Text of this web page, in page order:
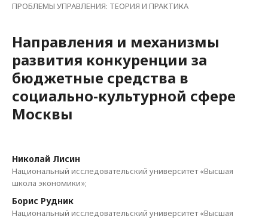
ПРОБЛЕМЫ УПРАВЛЕНИЯ: ТЕОРИЯ И ПРАКТИКА
Направления и механизмы
развития конкуренции за
бюджетные средства в
социально-культурной сфере
Москвы
Николай Лисин
Национальный исследовательский университет «Высшая
школа экономики»;
Борис Рудник
Национальный исследовательский университет «Высшая